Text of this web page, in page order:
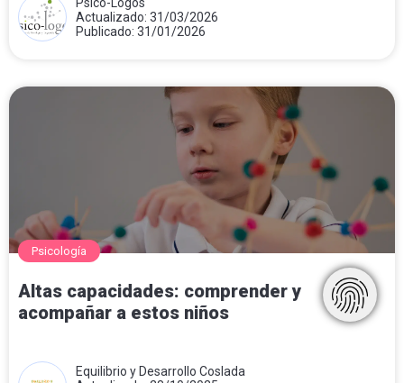
Psico-Logos
Actualizado: 31/03/2026
Publicado: 31/01/2026
Psicología
Altas capacidades: comprender y
acompañar a estos niños
Equilibrio y Desarrollo Coslada